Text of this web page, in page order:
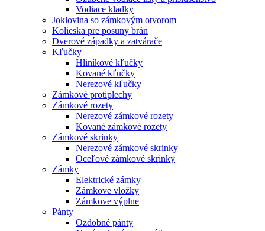
Vodiace kladky
Joklovina so zámkovým otvorom
Kolieska pre posuny brán
Dverové západky a zatvárače
Kľučky
Hliníkové kľučky
Kované kľučky
Nerezové kľučky
Zámkové protiplechy
Zámkové rozety
Nerezové zámkové rozety
Kované zámkové rozety
Zámkové skrinky
Nerezové zámkové skrinky
Oceľové zámkové skrinky
Zámky
Elektrické zámky
Zámkove vložky
Zámkove výplne
Pánty
Ozdobné pánty